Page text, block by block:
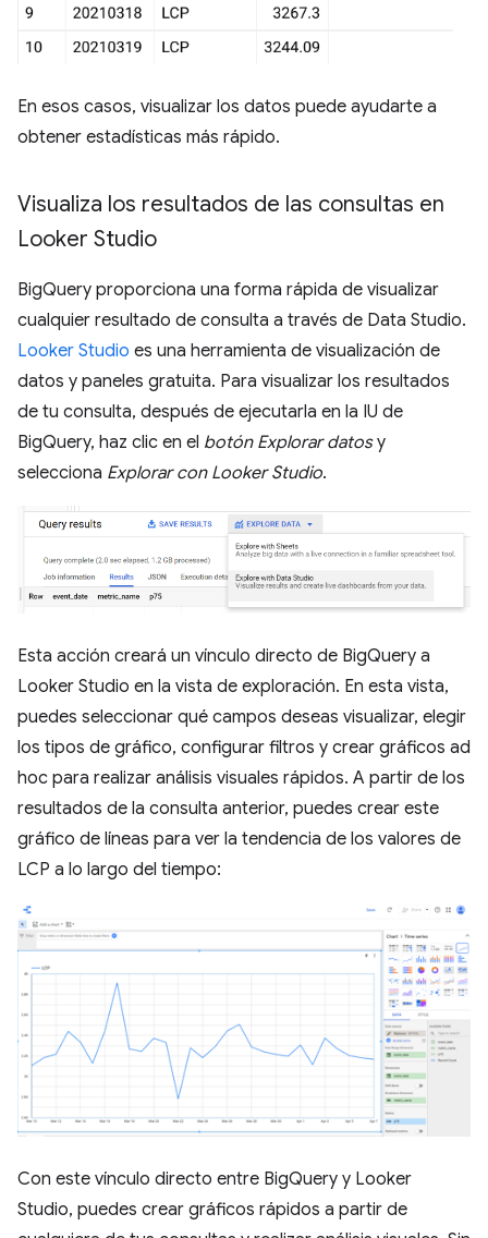
En esos casos, visualizar los datos puede ayudarte a
obtener estadísticas más rápido.
Visualiza los resultados de las consultas en
Looker Studio
BigQuery proporciona una forma rápida de visualizar
cualquier resultado de consulta a través de Data Studio.
Looker Studio es una herramienta de visualización de
datos y paneles gratuita. Para visualizar los resultados
de tu consulta, después de ejecutarla en la IU de
BigQuery, haz clic en el botón Explorar datosy
selecciona Explorar con Looker Studio.
Esta acción creará un vínculo directo de BigQuery a
Looker Studio en la vista de exploración. En esta vista,
puedes seleccionar qué campos deseas visualizar, elegir
los tipos de gráfico, configurar filtros y crear gráficos ad
hoc para realizar análisis visuales rápidos. A partir de los
resultados de la consulta anterior, puedes crear este
gráfico de líneas para ver la tendencia de los valores de
LCP a lo largo del tiempo:
Con este vínculo directo entre BigQuery y Looker
Studio, puedes crear gráficos rápidos a partir de